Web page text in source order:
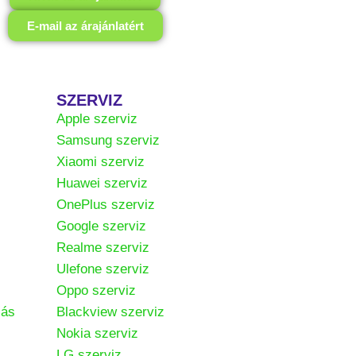
E-mail az árajánlatért
SZERVIZ
Apple szerviz
Samsung szerviz
Xiaomi szerviz
Huawei szerviz
OnePlus szerviz
Google szerviz
Realme szerviz
Ulefone szerviz
Oppo szerviz
Blackview szerviz
Nokia szerviz